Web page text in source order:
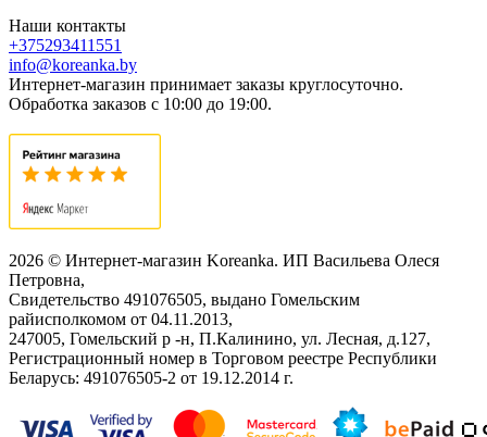
Наши контакты
+375293411551
info@koreanka.by
Интернет-магазин принимает заказы круглосуточно.
Обработка заказов с 10:00 до 19:00.
2026 © Интернет-магазин Koreanka. ИП Васильева Олеся
Петровна,
Свидетельство ‎491076505, выдано Гомельским
райисполкомом от 04.11.2013,
247005, Гомельский р -н, П.Калинино, ул. Лесная, д.127,
Регистрационный номер в Торговом реестре Республики
Беларусь: ‎491076505-2 от 19.12.2014 г.